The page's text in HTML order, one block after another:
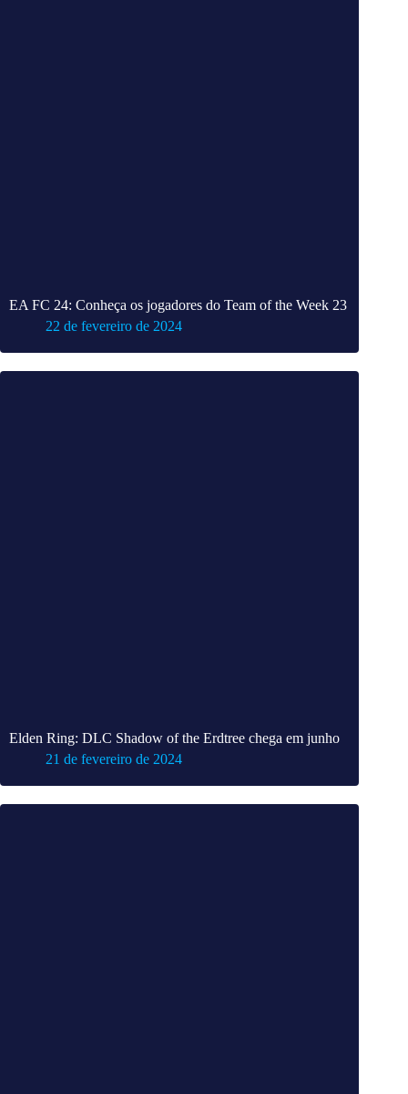
EA FC 24: Conheça os jogadores do Team of the Week 23
22 de fevereiro de 2024
Elden Ring: DLC Shadow of the Erdtree chega em junho
21 de fevereiro de 2024